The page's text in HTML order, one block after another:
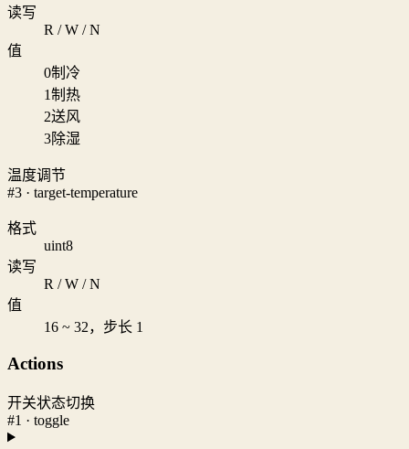
读写
R / W / N
值
0制冷
1制热
2送风
3除湿
温度调节
#3 · target-temperature
格式
uint8
读写
R / W / N
值
16 ~ 32，步长 1
Actions
开关状态切换
#1 · toggle